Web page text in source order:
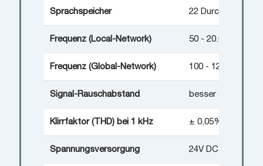
Sprachspeicher 22
Frequenz (Local-Network) 50 - 20.000 Hz (-3
Frequenz (Global-Network) 100 - 12.000 Hz (-
Signal-Rauschabstand besser als 90 dB
Klirrfaktor (THD) bei 1 kHz ± 0,05%
Spannungsversorgung 24V DC / 300 mA